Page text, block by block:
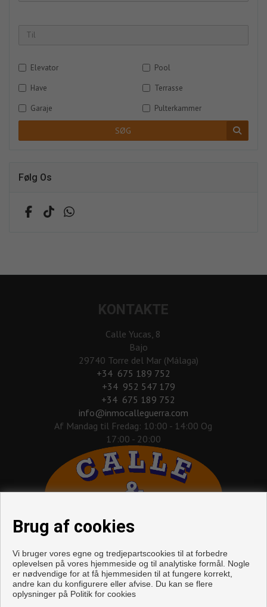
Elevator
Pool
Have
Terrasse
Garaje
Pulterkammer
SØG
Følg Os
KONTAKTE
Calle Yucas, 8
Bajo
29740 Torre del Mar (Málaga)
‎+34 675 189 752
+34 952 547 179
+34 675 189 752
info@inmocalleguerra.com
Af Mandag til Fredag: 10:00 - 14:00 Og
17:00 - 20:00
Brug af cookies
Vi bruger vores egne og tredjepartscookies til at forbedre
oplevelsen på vores hjemmeside og til analytiske formål. Nogle
er nødvendige for at få hjemmesiden til at fungere korrekt,
andre kan du konfigurere eller afvise. Du kan se flere
oplysninger på Politik for cookies